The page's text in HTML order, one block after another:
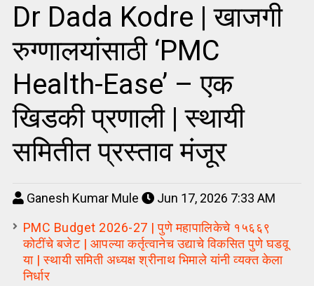
Dr Dada Kodre | खाजगी
रुग्णालयांसाठी ‘PMC
Health-Ease’ – एक
खिडकी प्रणाली | स्थायी
समितीत प्रस्ताव मंजूर
Ganesh Kumar Mule
Jun 17, 2026 7:33 AM
PMC Budget 2026-27 | पुणे महापालिकेचे १५६६९
कोटींचे बजेट | आपल्या कर्तृत्वानेच उद्याचे विकसित पुणे घडवू
या | स्थायी समिती अध्यक्ष श्रीनाथ भिमाले यांनी व्यक्त केला
निर्धार